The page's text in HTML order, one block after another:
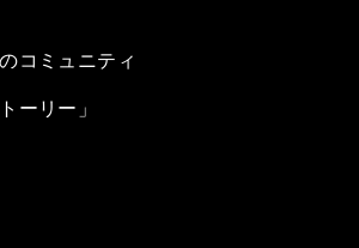
コミュニティ
ーリー」